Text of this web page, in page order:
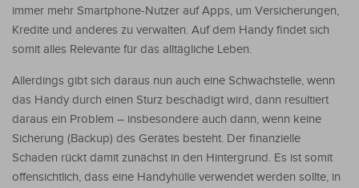
immer mehr Smartphone-Nutzer auf Apps, um Versicherungen,
Kredite und anderes zu verwalten. Auf dem Handy findet sich
somit alles Relevante für das alltägliche Leben.
Allerdings gibt sich daraus nun auch eine Schwachstelle, wenn
das Handy durch einen Sturz beschädigt wird, dann resultiert
daraus ein Problem – insbesondere auch dann, wenn keine
Sicherung (Backup) des Gerätes besteht. Der finanzielle
Schaden rückt damit zunächst in den Hintergrund. Es ist somit
offensichtlich, dass eine Handyhülle verwendet werden sollte, in